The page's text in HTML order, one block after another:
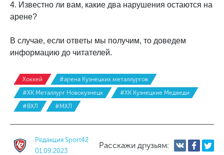
4. Известно ли вам, какие два нарушения остаются на
арене?
В случае, если ответы мы получим, то доведем
информацию до читателей.
Хоккей
#арена Кузнецких металлургов
#ХК Металлург Новокузнецк
#ХК Кузнецкие Медведи
#ВХЛ
#МХЛ
Редакция Sport42
01.09.2023
Расскажи друзьям: